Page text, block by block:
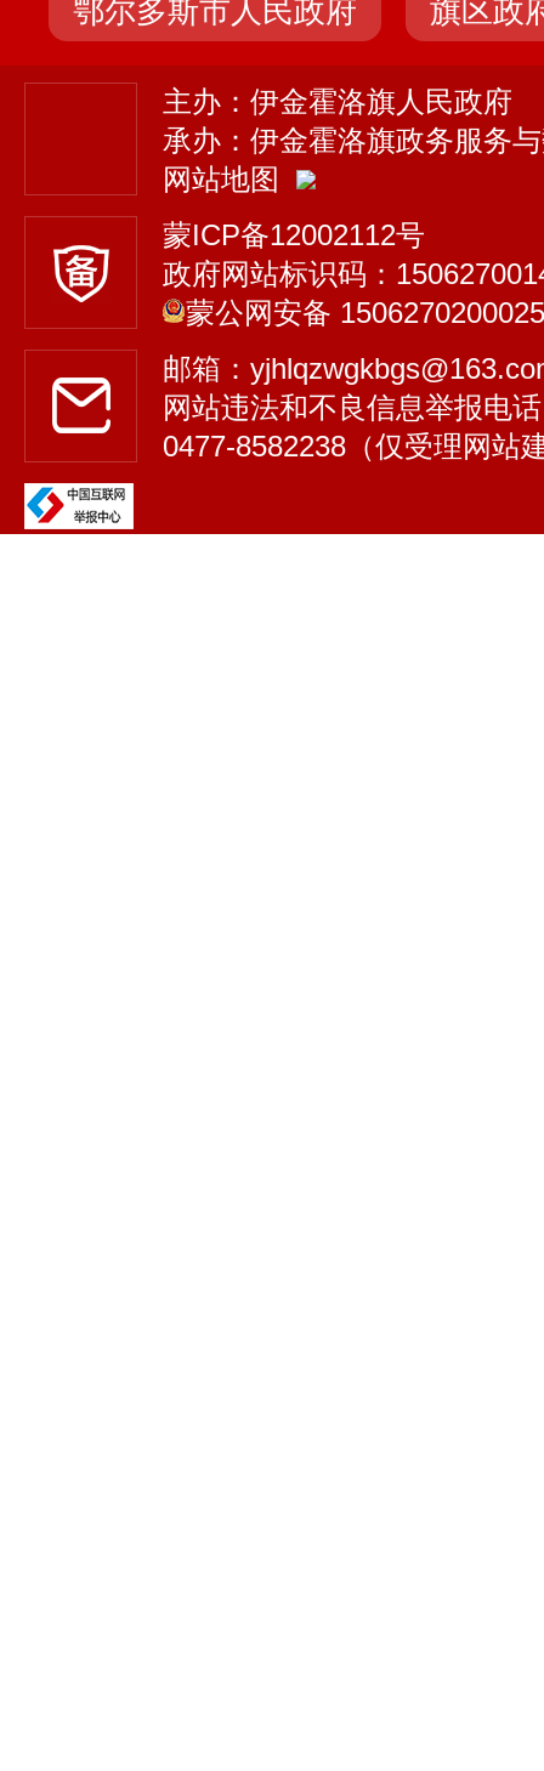
鄂尔多斯市人民政府 旗区政
主办：伊金霍洛旗人民政府
承办：伊金霍洛旗政务服务
网站地图
蒙ICP备12002112号
政府网站标识码：
蒙公网安备
邮箱：
网站违法和不良信息举报电
0477-8582238（仅受理网站